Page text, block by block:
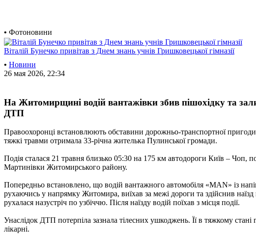
• Фотоновини
Віталій Бунечко привітав з Днем знань учнів Гришковецької гімназії
• Новини
26 мая 2026, 22:34
На Житомирщині водій вантажівки збив пішохідку та
ДТП
Правоохоронці встановлюють обставини дорожньо-транспортної пригоди,
тяжкі травми отримала 33-річна жителька Пулинської громади.
Подія сталася 21 травня близько 05:30 на 175 км автодороги Київ – Чоп,
Мартинівки Житомирського району.
Попередньо встановлено, що водій вантажного автомобіля «MAN» із
рухаючись у напрямку Житомира, виїхав за межі дороги та здійснив наїзд
рухалася назустріч по узбіччю. Після наїзду водій поїхав з місця події.
Унаслідок ДТП потерпіла зазнала тілесних ушкоджень. Її в тяжкому стані
лікарні.